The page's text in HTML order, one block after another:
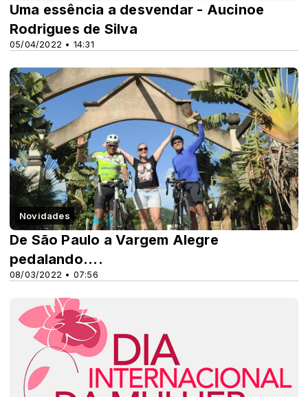
05/04/2022 • 14:31
Uma essência a desvendar - Aucinoe
Rodrigues de Silva
Novidades
08/03/2022 • 07:56
De São Paulo a Vargem Alegre
pedalando....